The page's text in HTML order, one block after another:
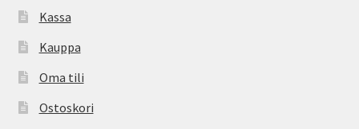
Kassa
Kauppa
Oma tili
Ostoskori